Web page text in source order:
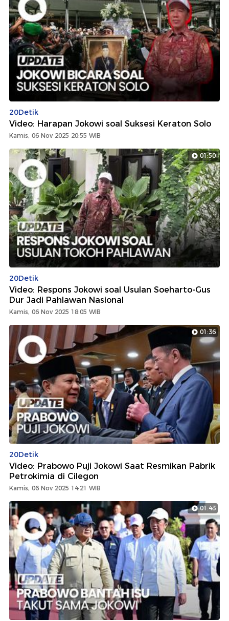
20Detik
Video: Harapan Jokowi soal Suksesi Keraton Solo
Kamis, 06 Nov 2025 20:55 WIB
01:50
20Detik
Video: Respons Jokowi soal Usulan Soeharto-Gus
Dur Jadi Pahlawan Nasional
Kamis, 06 Nov 2025 18:05 WIB
01:36
20Detik
Video: Prabowo Puji Jokowi Saat Resmikan Pabrik
Petrokimia di Cilegon
Kamis, 06 Nov 2025 14:21 WIB
01:43